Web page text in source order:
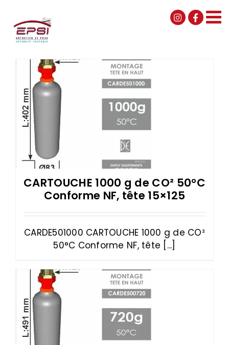
contenu
CARTOUCHE 1000 g de CO² 50°C
Conforme NF, tête 15×125
CARDE501000 CARTOUCHE 1000 g de CO²
50°C Conforme NF, tête [...]